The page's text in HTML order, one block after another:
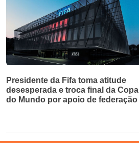
Presidente da Fifa toma atitude
desesperada e troca final da Copa
do Mundo por apoio de federação